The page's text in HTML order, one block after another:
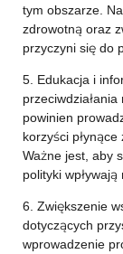
tym obszarze.
zdrowotną oraz
przyczyni się do
5. Edukacja i
powinien
korzyści
Ważne jest, aby
polityki
6. Zwiększenie
dotyczących
wprowadzenie